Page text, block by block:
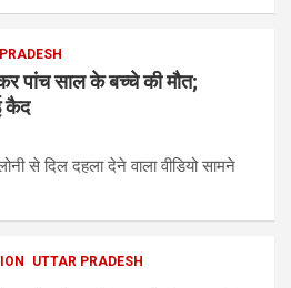
पांच साल के बच्चे की मौत;
कैद
से दिल दहला देने वाला वीडियो सामने
UTTAR PRADESH